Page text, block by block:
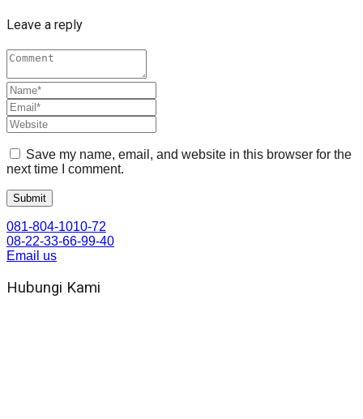
Leave a reply
Save my name, email, and website in this browser for the
next time I comment.
081-804-1010-72
08-22-33-66-99-40
Email us
Hubungi Kami